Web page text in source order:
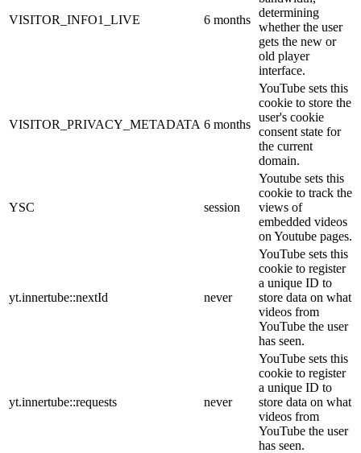
VISITOR_INFO1_LIVE 6 months
determining
whether the user
gets the new or
old player
interface.
VISITOR_PRIVACY_METADATA 6 months
YouTube sets this
cookie to store the
user's cookie
consent state for
the current
domain.
YSC session
Youtube sets this
cookie to track the
views of
embedded videos
on Youtube pages.
yt.innertube::nextId never
YouTube sets this
cookie to register
a unique ID to
store data on what
videos from
YouTube the user
has seen.
yt.innertube::requests never
YouTube sets this
cookie to register
a unique ID to
store data on what
videos from
YouTube the user
has seen.